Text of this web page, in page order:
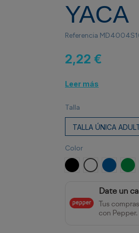
YACA
Referencia
2,22 €
Leer más
Talla
Color
NEGROBLANCOROYAL
Date un
Tus
con Pepper.